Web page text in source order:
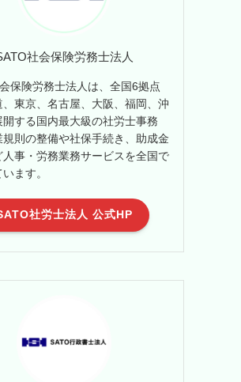
社会保険労務士法人
保険労務士法人は、全国6拠点
、東京、名古屋、大阪、福岡、沖
開する国内最大級の社労士事務
規則の整備や社保手続き、助成金
人事・労務業務サービスを全国で
ます。
社労士法人 公式HP